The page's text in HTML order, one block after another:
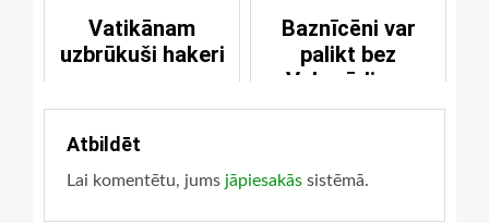
Vatikānam
uzbrūkuši hakeri
Baznīcēni var
palikt bez
Vakarēdiena
Atbildēt
Lai komentētu, jums jāpiesakās sistēmā.